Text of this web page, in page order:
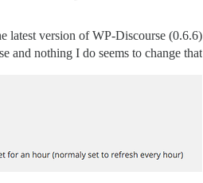
latest version of WP-Discourse (0.6.6)
and nothing I do seems to change that.